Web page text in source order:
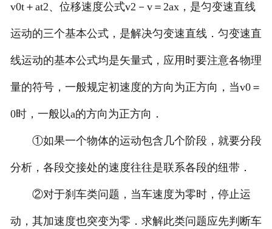
v0t＋at2、位移速度公式v2－v＝2ax，是匀变速直线
运动的三个基本公式，是解决匀变速直线．匀变速直
线运动的基本公式均是矢量式，应用时要注意各物理
量的符号，一般规定初速度的方向为正方向，当v0＝
0时，一般以a的方向为正方向．
①如果一个物体的运动包含几个阶段，就要分段
分析，各段交接处的速度往往是联系各段的纽带．
②对于刹车类问题，当车速度为零时，停止运
动，其加速度也突变为零．求解此类问题应先判断车